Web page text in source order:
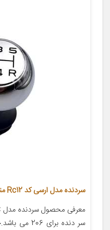
سردنده مدل ارسی کد Rc12 مناسب برای پژو 206
سر دنده